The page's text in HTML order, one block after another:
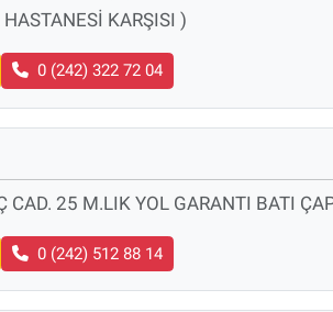
KARŞISI )
0 (242) 322 72 04
CAD. 25 M.LIK YOL GARANTI BATI
0 (242) 512 88 14